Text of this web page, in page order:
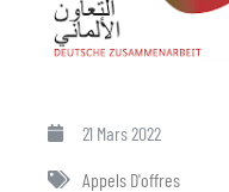
21 Mars 2022
Appels D'offres